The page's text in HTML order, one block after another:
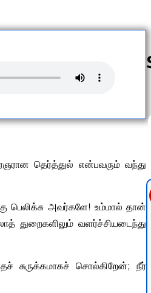
தெர்த்துல் என்பவரும் வந்து
பெலிக்சு அவர்களே! உம்மால் தான்
துறைகளிலும் வளர்ச்சியடைந்து
சுருக்கமாகச் சொல்கிறேன்; நீர்
Follow us on Facebook